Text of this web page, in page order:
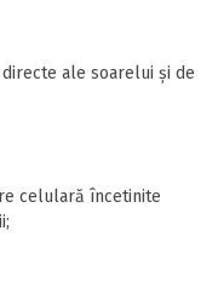
ale soarelui și de
celulară încetinite